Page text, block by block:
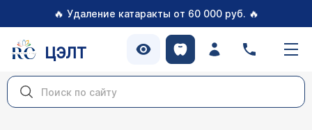
🔥 Удаление катаракты от 60 000 руб. 🔥
ЦЭЛТ